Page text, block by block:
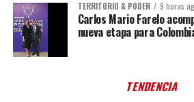
TERRITORIO & PODER 9 horas
Carlos Mario Farelo
nueva etapa para
TENDENCIA